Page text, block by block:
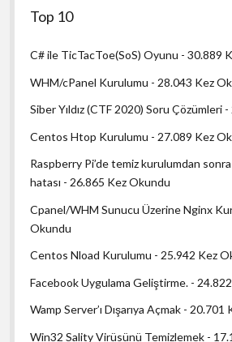
Top 10
C# ile TicTacToe(SoS) Oyunu - 30.889
WHM/cPanel Kurulumu - 28.043 Kez
Siber Yıldız (CTF 2020) Soru Çözümleri -
Centos Htop Kurulumu - 27.089 Kez
Raspberry Pi’de temiz kurulumdan sonra
hatası - 26.865 Kez Okundu
Cpanel/WHM Sunucu Üzerine Nginx
Okundu
Centos Nload Kurulumu - 25.942 Kez
Facebook Uygulama Geliştirme. -
Wamp Server’ı Dışarıya Açmak - 20.701
Win32 Sality Virüsünü Temizlemek -